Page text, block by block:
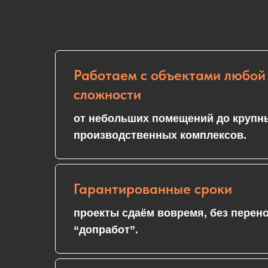
Работаем с объектами любой
сложности
от небольших помещений до
производственных комплексов.
Гарантированные сроки
проекты сдаём вовремя, без
“допработ”.